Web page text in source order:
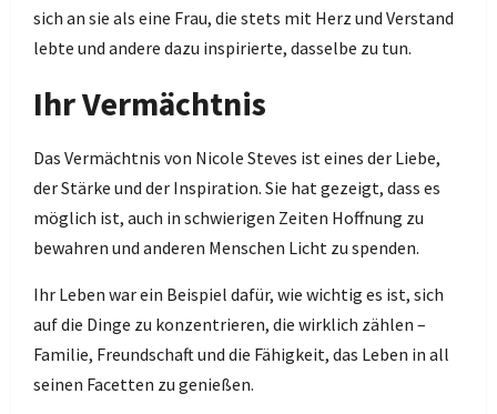
sich an sie als eine Frau, die stets mit Herz und Verstand
lebte und andere dazu inspirierte, dasselbe zu tun.
Ihr Vermächtnis
Das Vermächtnis von Nicole Steves ist eines der Liebe,
der Stärke und der Inspiration. Sie hat gezeigt, dass es
möglich ist, auch in schwierigen Zeiten Hoffnung zu
bewahren und anderen Menschen Licht zu spenden.
Ihr Leben war ein Beispiel dafür, wie wichtig es ist, sich
auf die Dinge zu konzentrieren, die wirklich zählen –
Familie, Freundschaft und die Fähigkeit, das Leben in all
seinen Facetten zu genießen.